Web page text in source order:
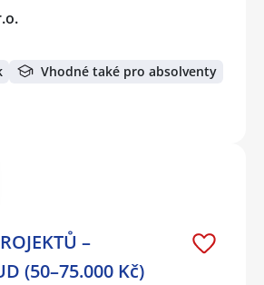
Vhodné také pro absolventy
–
(50–75.000 Kč)